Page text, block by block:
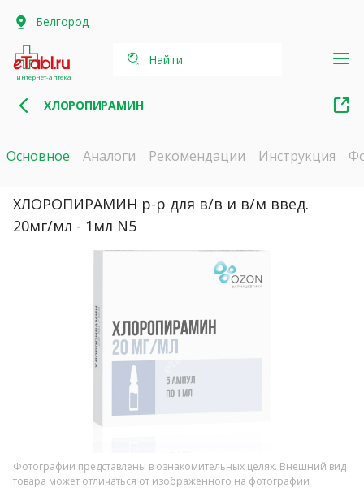
Белгород
интернет-аптека
Найти
ХЛОРОПИРАМИН
Основное Аналоги Рекомендации Инструкция
ХЛОРОПИРАМИН р-р для в/в и в/м введ.
20мг/мл - 1мл N5
Фотографии представлены в ознакомительных целях. Внешний вид
товара может отличаться от изображенного на фотографии